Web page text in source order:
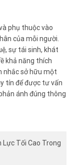
phụ thuộc vào
của mỗi người.
sự tái sinh, khát
khả năng thích
nhắc sở hữu một
tín để được tư vấn
ánh đúng thông
Lực Tối Cao Trong